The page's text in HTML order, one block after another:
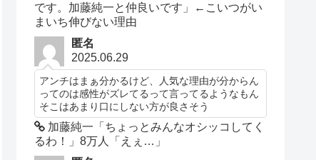
です。加藤純一と仲良いです」←こいつがい
まいち伸びない理由
匿名
2025.06.29
アンチはまぁ分かるけど、人気な理由が分からん
ってのは感性がズレてるって言ってるようなもん
そこはあまり口にしない方が良さそう
加藤純一「ちょっとみんなオシッコしてく
るわ！」8万人「えぇ…」